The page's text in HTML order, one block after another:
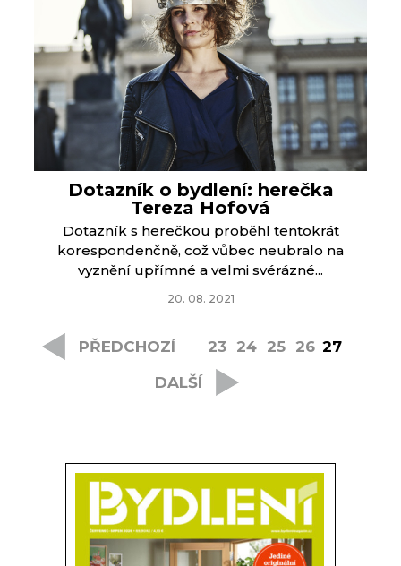
Dotazník o bydlení: herečka
Tereza Hofová
Dotazník s herečkou proběhl tentokrát
korespondenčně, což vůbec neubralo na
vyznění upřímné a velmi svérázné...
20. 08. 2021
PŘEDCHOZÍ 23 24 25 26 27
DALŠÍ